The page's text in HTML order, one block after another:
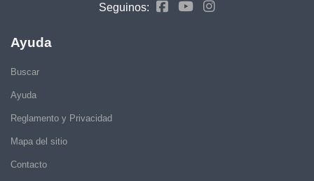
Seguinos:
Ayuda
Buscar
Ayuda
Reglamento y Privacidad
Mapa del sitio
Contacto